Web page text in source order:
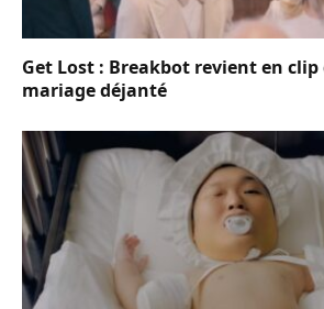
Get Lost : Breakbot revient en clip
mariage déjanté